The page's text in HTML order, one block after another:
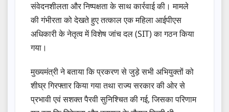
संवेदनशीलता और निष्पक्षता के साथ कार्रवाई की। मामले
की गंभीरता को देखते हुए तत्काल एक महिला आईपीएस
अधिकारी के नेतृत्व में विशेष जांच दल (SIT) का गठन किया
गया।
मुख्यमंत्री ने बताया कि प्रकरण से जुड़े सभी अभियुक्तों को
शीघ्र गिरफ्तार किया गया तथा राज्य सरकार की ओर से
प्रभावी एवं सशक्त पैरवी सुनिश्चित की गई, जिसका परिणाम